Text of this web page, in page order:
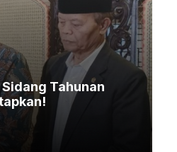
Tahunan